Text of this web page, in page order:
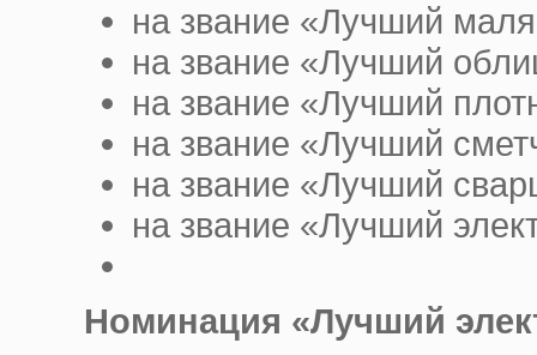
на звание «Лучший
на звание «Лучший
на звание «Лучший
на звание «Лучший
на звание «Лучший
на звание «Лучший
Номинация «Лучший